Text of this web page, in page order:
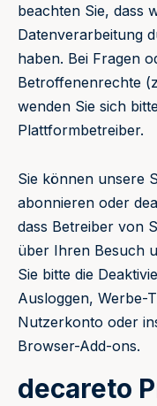
beachten Sie, dass
Datenverarbeitung
haben. Bei Fragen
Betroffenenrechte
wenden Sie sich
Plattformbetreiber.
Sie können unsere
abonnieren oder
dass Betreiber von
über Ihren Besuch
Sie bitte die
Ausloggen, Werbe-
Nutzerkonto oder
Browser-Add-ons.
decareto